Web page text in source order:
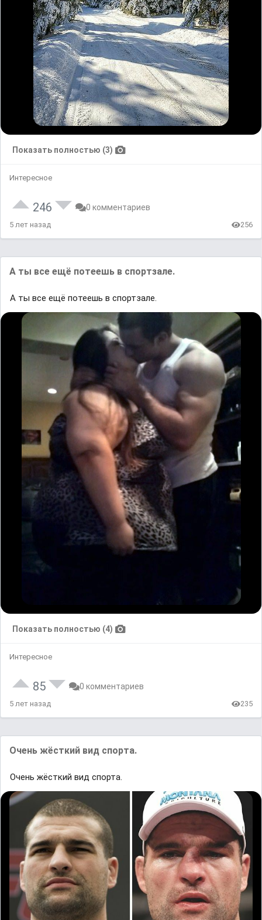
Показать полностью (3)
Интересное
246 0 комментариев
5 лет назад 256
А ты все ещё потеешь в спортзале.
А ты все ещё потеешь в спортзале.
Показать полностью (4)
Интересное
85 0 комментариев
5 лет назад 235
Очень жёсткий вид спорта.
Очень жёсткий вид спорта.